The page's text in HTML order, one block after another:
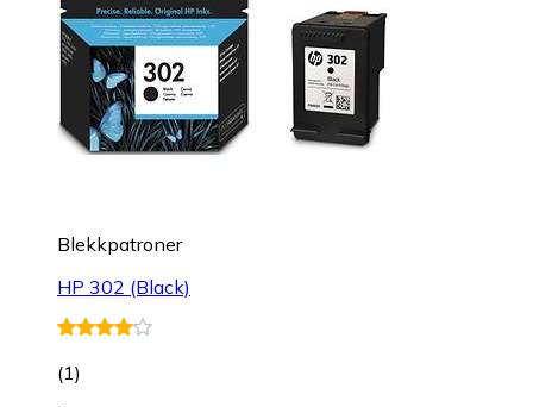
Blekkpatroner
HP 302 (Black)
(1)